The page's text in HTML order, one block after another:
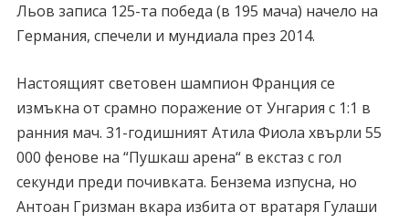
Льов записа 125-та победа (в 195 мача) начело на
Германия, спечели и мундиала през 2014.
Настоящият световен шампион Франция се
измъкна от срамно поражение от Унгария с 1:1 в
ранния мач. 31-годишният Атила Фиола хвърли 55
000 фенове на “Пушкаш арена“ в екстаз с гол
секунди преди почивката. Бензема изпусна, но
Антоан Гризман вкара избита от вратаря Гулаши